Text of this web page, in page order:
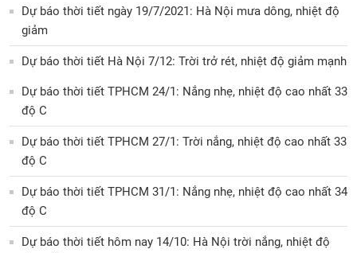
Dự báo thời tiết ngày 19/7/2021: Hà Nội mưa dông, nhiệt độ
giảm
Dự báo thời tiết Hà Nội 7/12: Trời trở rét, nhiệt độ giảm mạnh
Dự báo thời tiết TPHCM 24/1: Nắng nhẹ, nhiệt độ cao nhất 33
độ C
Dự báo thời tiết TPHCM 27/1: Trời nắng, nhiệt độ cao nhất 33
độ C
Dự báo thời tiết TPHCM 31/1: Nắng nhẹ, nhiệt độ cao nhất 34
độ C
Dự báo thời tiết hôm nay 14/10: Hà Nội trời nắng, nhiệt độ